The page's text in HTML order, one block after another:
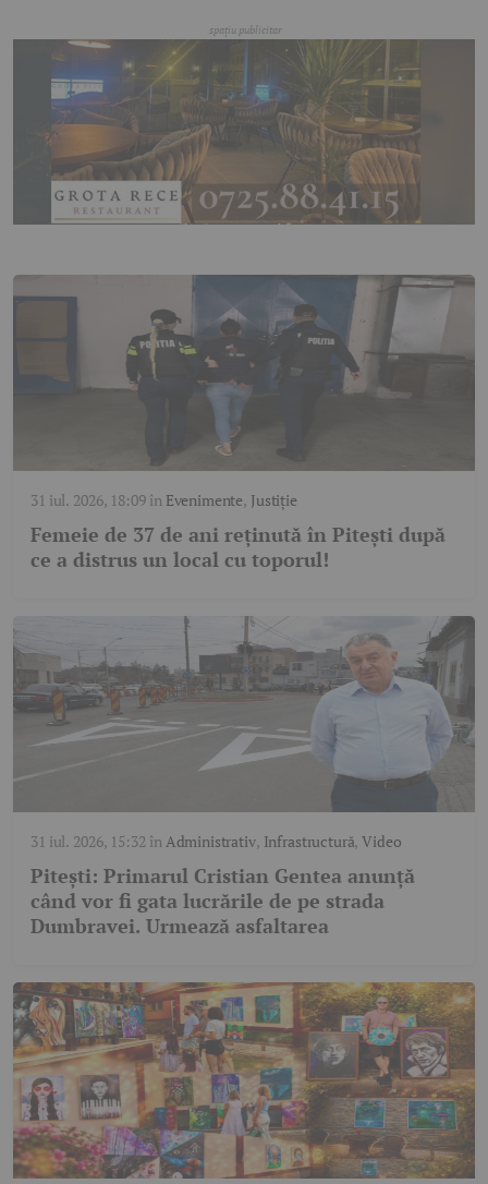
31 iul. 2026, 18:09în Evenimente, Justiție
Femeie de 37 de ani reținută în Pitești după
ce a distrus un local cu toporul!
31 iul. 2026, 15:32 în Administrativ, Infrastructură,Video
Pitești: Primarul Cristian Gentea anunță
când vor fi gata lucrările de pe strada
Dumbravei. Urmează asfaltarea